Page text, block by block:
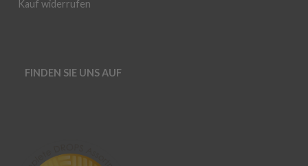
Kauf widerrufen
FINDEN SIE UNS AUF